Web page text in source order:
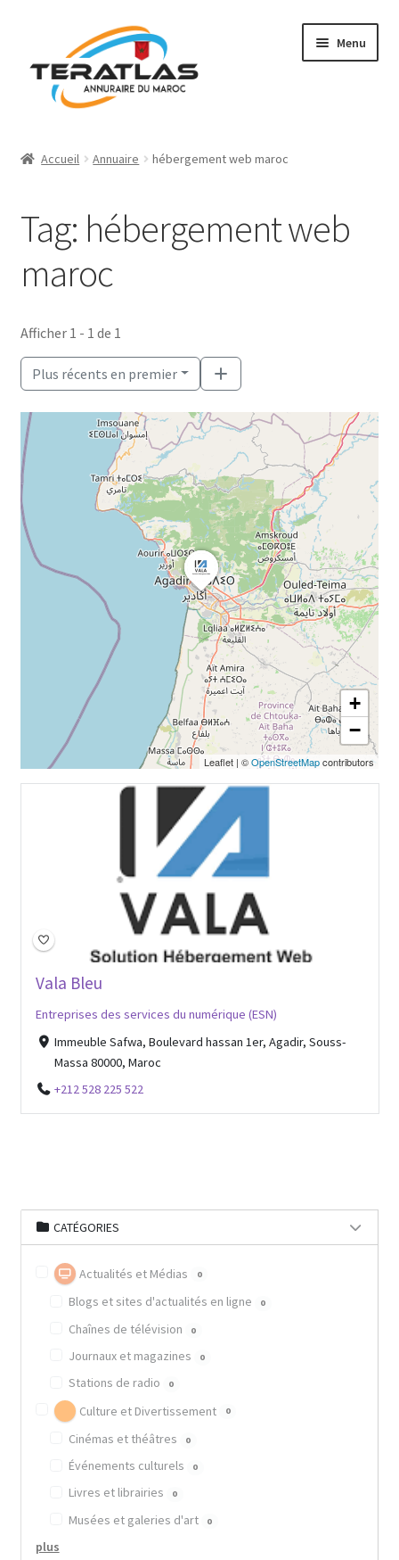
navigation
contenu
Menu
Annuaire
Régions et villes
Mon compte
Accueil Annuaire hébergement web maroc
Tag: hébergement web
maroc
Afficher 1 - 1 de 1
Plus récents en premier
Vala Bleu
Entreprises des services du numérique (ESN)
Immeuble Safwa, Boulevard hassan 1er, Agadir, Souss-
Massa 80000, Maroc
+212 528 225 522
+
−
Leaflet | ©OpenStreetMapcontributors
CATÉGORIES
Actualités et Médias 0
Blogs et sites d'actualités en ligne 0
Chaînes de télévision 0
Journaux et magazines 0
Stations de radio 0
Culture et Divertissement 0
Cinémas et théâtres 0
Événements culturels 0
Livres et librairies 0
Musées et galeries d'art 0
plus